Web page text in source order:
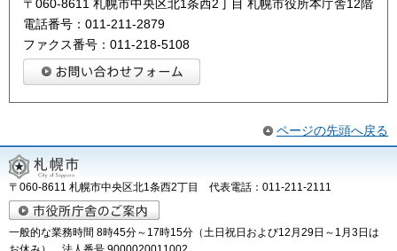
〒060-8611 札幌市中央区北1条西2丁目 札幌市役所本庁舎12階
電話番号：011-211-2879
ファクス番号：011-218-5108
ページの先頭へ戻る
〒060-8611 札幌市中央区北1条西2丁目 代表電話：011-211-2111
一般的な業務時間 8時45分～17時15分（土日祝日および12月29日～1月3日は